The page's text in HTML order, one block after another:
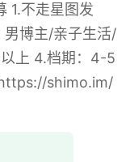
1.不走星图发
男博主/亲子生活/
上 4.档期：4-5
shimo.im/